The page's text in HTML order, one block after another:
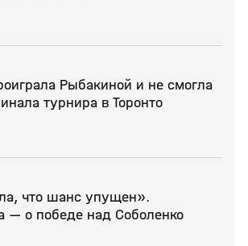
Рыбакиной и не смогла
турнира в Торонто
что шанс упущен».
— о победе над Соболенко